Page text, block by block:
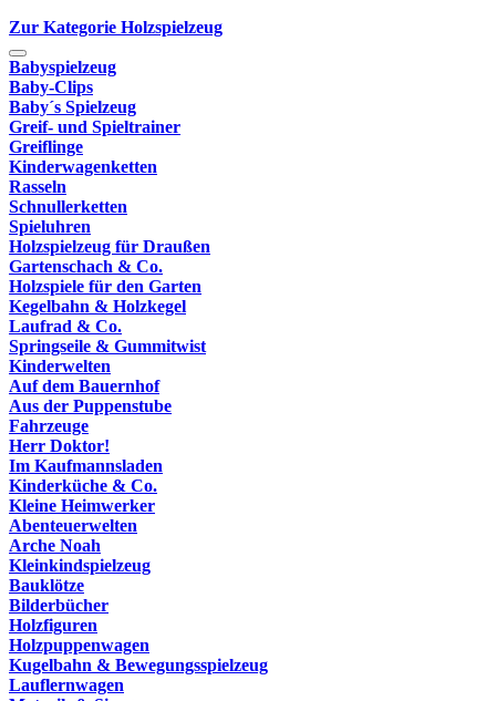
Zur Kategorie Holzspielzeug
Babyspielzeug
Baby-Clips
Baby´s Spielzeug
Greif- und Spieltrainer
Greiflinge
Kinderwagenketten
Rasseln
Schnullerketten
Spieluhren
Holzspielzeug für Draußen
Gartenschach & Co.
Holzspiele für den Garten
Kegelbahn & Holzkegel
Laufrad & Co.
Springseile & Gummitwist
Kinderwelten
Auf dem Bauernhof
Aus der Puppenstube
Fahrzeuge
Herr Doktor!
Im Kaufmannsladen
Kinderküche & Co.
Kleine Heimwerker
Abenteuerwelten
Arche Noah
Kleinkindspielzeug
Bauklötze
Bilderbücher
Holzfiguren
Holzpuppenwagen
Kugelbahn & Bewegungsspielzeug
Lauflernwagen